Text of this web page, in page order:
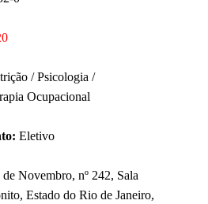
/ Psicologia /
Ocupacional
Eletivo
Novembro, nº 242, Sala
Estado do Rio de Janeiro,